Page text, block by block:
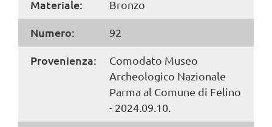
Materiale: Bronzo
Numero: 92
Provenienza:
Comodato Museo
Archeologico Nazionale
Parma al Comune di Felino
- 2024.09.10.